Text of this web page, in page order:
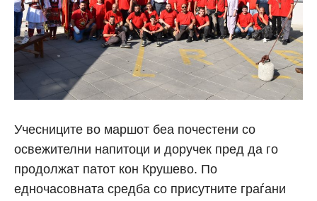
Учесниците во маршот беа почестени со
освежителни напитоци и доручек пред да го
продолжат патот кон Крушево. По
едночасовната средба со присутните граѓани